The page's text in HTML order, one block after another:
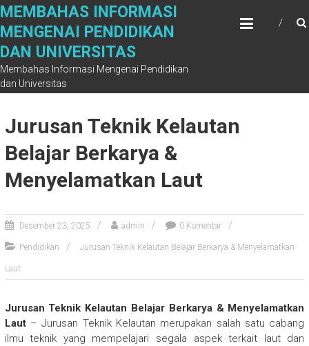
Skip
content
MEMBAHAS INFORMASI
MENGENAI PENDIDIKAN
DAN UNIVERSITAS
Membahas Informasi Mengenai Pendidikan
dan Universitas
Jurusan Teknik Kelautan
Belajar Berkarya &
Menyelamatkan Laut
Desember 23, 2025 admin 0 Komentar
Pendidikan Jurusan Teknik Kelautan Belajar Berkarya & Menyelamatkan
Laut
Jurusan Teknik Kelautan Belajar Berkarya & Menyelamatkan
Laut– Jurusan Teknik Kelautan merupakan salah satu cabang
ilmu teknik yang mempelajari segala aspek terkait laut dan